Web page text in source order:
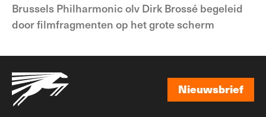
Brussels Philharmonic olv Dirk Brossé begeleid
door filmfragmenten op het grote scherm
Nieuwsbrief